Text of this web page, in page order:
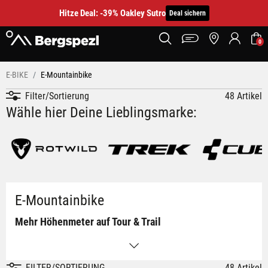
Hitze Deal: -39% Oakley Sutro Deal sichern
0
E-BIKE E-Mountainbike
Filter/Sortierung 48 Artikel
E-Mountainbike
Mehr Höhenmeter auf Tour & Trail
Wähle hier Deine Lieblingsmarke: